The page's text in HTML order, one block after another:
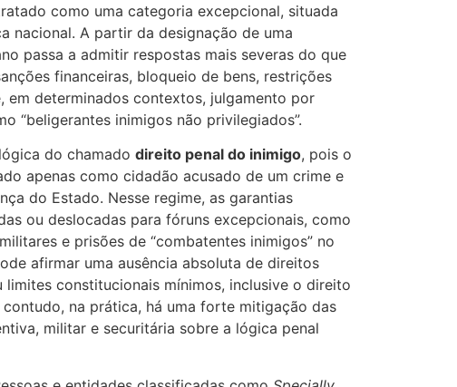
como uma categoria excepcional, situada
nacional. A partir da designação de uma
passa a admitir respostas mais severas do que
financeiras, bloqueio de bens, restrições
determinados contextos, julgamento por
“beligerantes inimigos não privilegiados”.
do chamado direito penal do inimigo, pois o
apenas como cidadão acusado de um crime e
do Estado. Nesse regime, as garantias
ou deslocadas para fóruns excepcionais, como
e prisões de “combatentes inimigos” no
afirmar uma ausência absoluta de direitos
limites constitucionais mínimos, inclusive o direito
na prática, há uma forte mitigação das
militar e securitária sobre a lógica penal